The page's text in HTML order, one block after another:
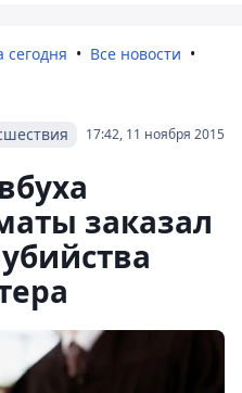
сегодня
Все новости
17:42, 11 ноября 2015
заказал